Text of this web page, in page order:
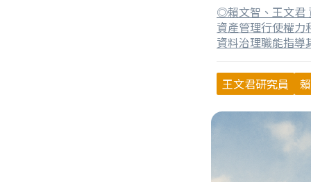
◎賴文智、王文君
資產管理行使權力
資料治理職能指導
企業資料治理是指
以確保資料的品質
理的目的是使企
王文君研究員